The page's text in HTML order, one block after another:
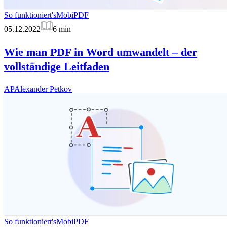
So funktioniert'sMobiPDF
05.12.2022
6 min
Wie man PDF in Word umwandelt – der
vollständige Leitfaden
APAlexander Petkov
So funktioniert'sMobiPDF